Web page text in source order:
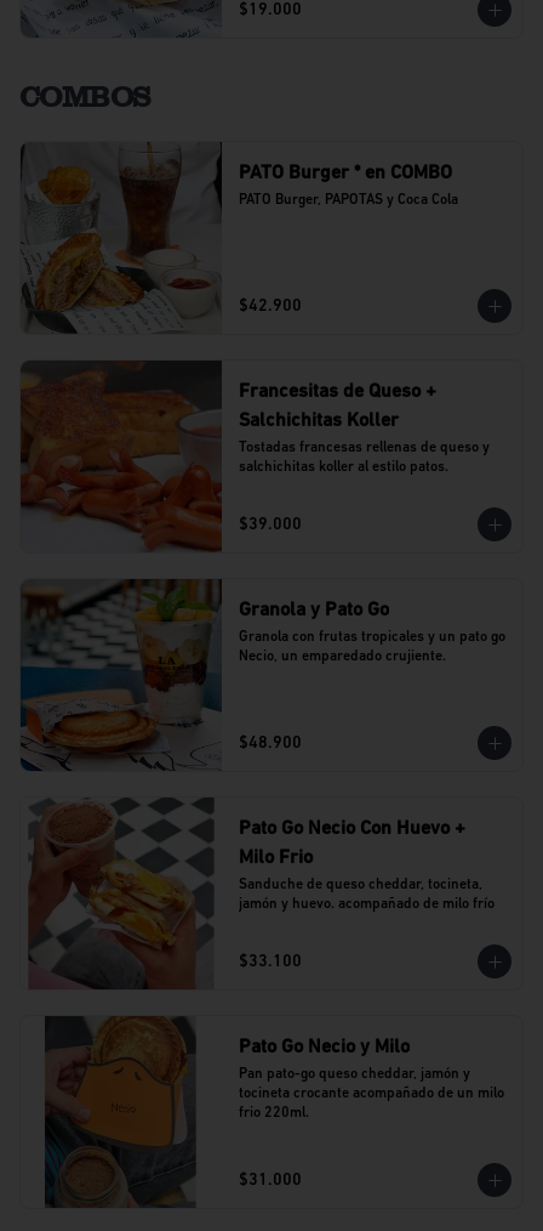
$19.000
COMBOS
PATO Burger * en COMBO
PATO Burger, PAPOTAS y Coca Cola
$42.900
Francesitas de Queso +
Salchichitas Koller
Tostadas francesas rellenas de queso y
salchichitas koller al estilo patos.
$39.000
Granola y Pato Go
Granola con frutas tropicales y un pato go
Necio, un emparedado crujiente.
$48.900
Pato Go Necio Con Huevo +
Milo Frio
Sanduche de queso cheddar, tocineta,
jamón y huevo. acompañado de milo frío
$33.100
Pato Go Necio y Milo
Pan pato-go queso cheddar, jamón y
tocineta crocante acompañado de un milo
frio 220ml.
$31.000